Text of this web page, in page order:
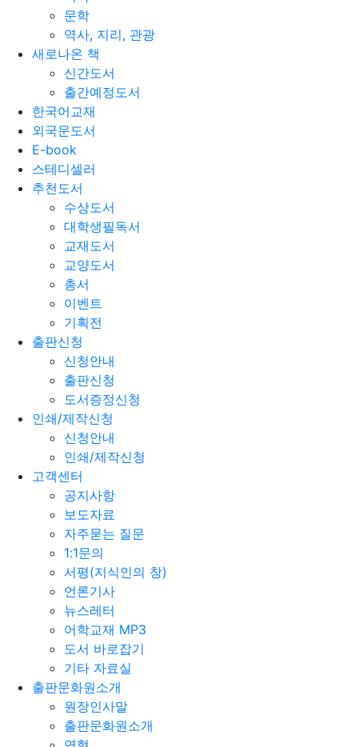
문학
역사, 지리, 관광
새로나온 책
신간도서
출간예정도서
한국어교재
외국문도서
E-book
스테디셀러
추천도서
수상도서
대학생필독서
교재도서
교양도서
총서
이벤트
기획전
출판신청
신청안내
출판신청
도서증정신청
인쇄/제작신청
신청안내
인쇄/제작신청
고객센터
공지사항
보도자료
자주묻는 질문
1:1문의
서평(지식인의 창)
언론기사
뉴스레터
어학교재 MP3
도서 바로잡기
기타 자료실
출판문화원소개
원장인사말
출판문화원소개